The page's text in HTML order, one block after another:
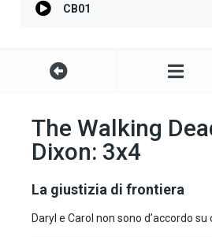
CB01
The Walking
Dixon: 3x4
La giustizia di frontiera
Daryl e Carol non sono d’accordo